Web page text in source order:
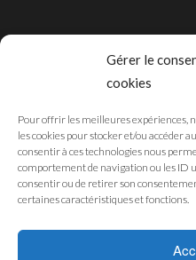
Gérer le
cookies
Pour offrir les meilleures expériences,
les cookies pour stocker et/ou accéder
consentir à ces technologies nous
comportement de navigation ou les ID
consentir ou de retirer son
certaines caractéristiques et fonctions.
MENTIONS LÉGALES
POLITIQUE DE
POLITIQUE DES COOKIES
© 2019 - Pub'Art Reunion